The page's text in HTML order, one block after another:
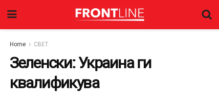
Home СВЕТ
Зеленски: Украина ги
квалификува